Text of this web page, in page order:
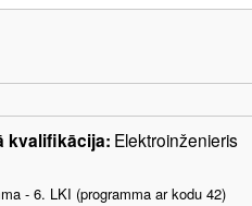
kvalifikācija: Elektroinženieris
- 6. LKI (programma ar kodu 42)